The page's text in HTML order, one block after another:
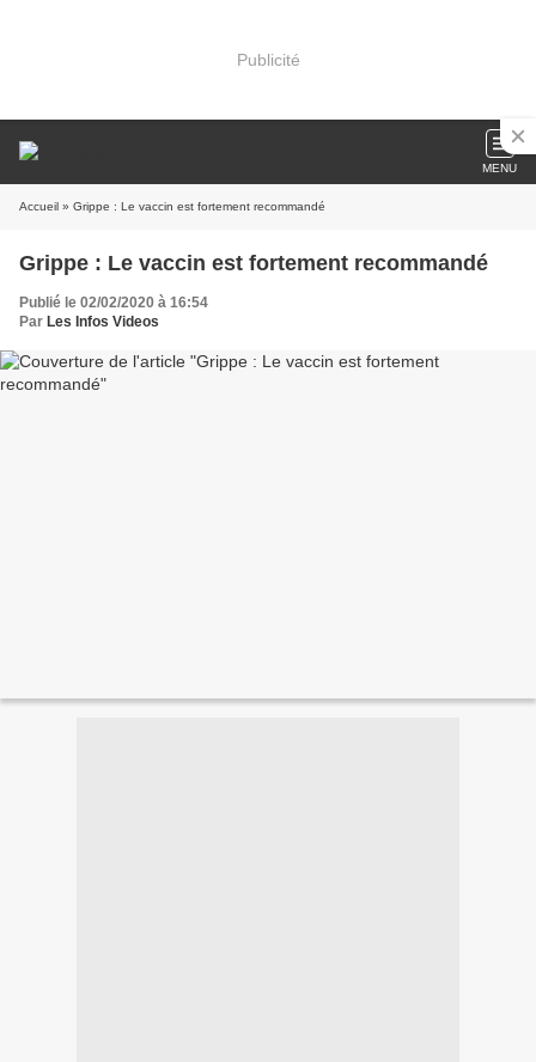
Publicité
MENU
Accueil » Grippe : Le vaccin est fortement recommandé
Grippe : Le vaccin est fortement recommandé
Publié le 02/02/2020 à 16:54
Par Les Infos Videos